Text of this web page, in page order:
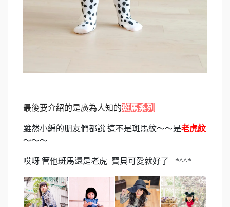
最後要介紹的是廣為人知的斑馬系列
雖然小編的朋友們都說 這不是斑馬紋～～是老虎紋
～～～
哎呀 管他斑馬還是老虎 寶貝可愛就好了 *^^*